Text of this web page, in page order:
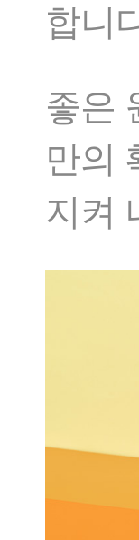
합니
좋은
만의
지켜